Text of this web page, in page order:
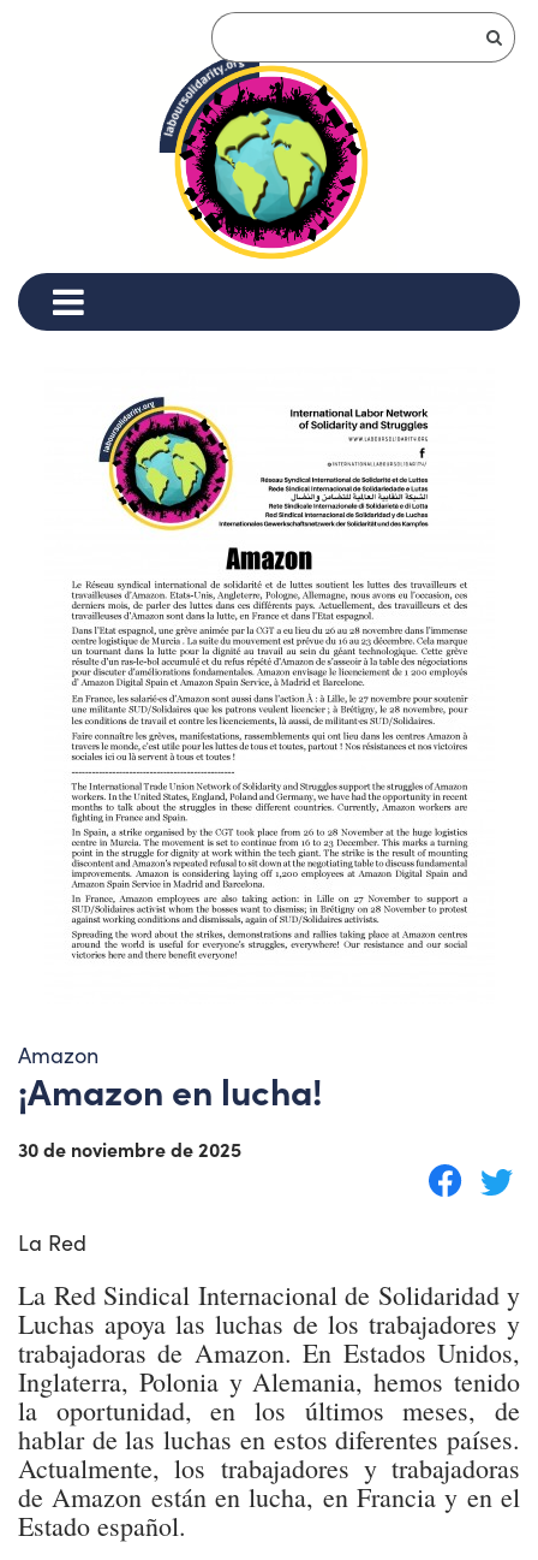
Amazon
¡Amazon en lucha!
30 de noviembre de 2025
La Red
La Red Sindical Internacional de Solidaridad y
Luchas apoya las luchas de los trabajadores y
trabajadoras de Amazon. En Estados Unidos,
Inglaterra, Polonia y Alemania, hemos tenido
la oportunidad, en los últimos meses, de
hablar de las luchas en estos diferentes países.
Actualmente, los trabajadores y trabajadoras
de Amazon están en lucha, en Francia y en el
Estado español.